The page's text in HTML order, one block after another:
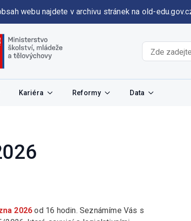
webu najdete v archivu stránek na old-
Kariéra Reformy Data
2026 od 16 hodin. Seznámíme Vás s